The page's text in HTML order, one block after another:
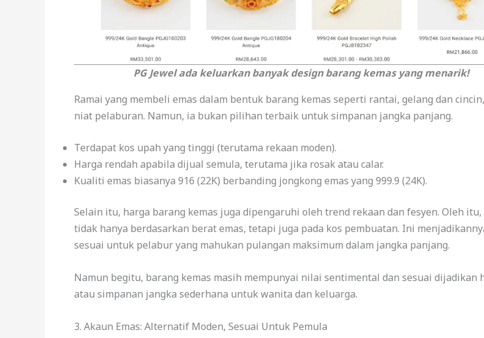
PG Jewel ada keluarkan banyak design barang kemas yang menarik!
Ramai yang membeli emas dalam bentuk barang kemas seperti rantai, gelang dan
niat pelaburan. Namun, ia bukan pilihan terbaik untuk simpanan jangka panjang.
Terdapat kos upah yang tinggi (terutama rekaan moden).
Harga rendah apabila dijual semula, terutama jika rosak atau calar.
Kualiti emas biasanya 916 (22K) berbanding jongkong emas yang 999.9 (24K).
Selain itu, harga barang kemas juga dipengaruhi oleh trend rekaan dan fesyen. Oleh
tidak hanya berdasarkan berat emas, tetapi juga pada kos pembuatan. Ini
sesuai untuk pelabur yang mahukan pulangan maksimum dalam jangka panjang.
Namun begitu, barang kemas masih mempunyai nilai sentimental dan sesuai dijadikan
atau simpanan jangka sederhana untuk wanita dan keluarga.
3. Akaun Emas: Alternatif Moden, Sesuai Untuk Pemula